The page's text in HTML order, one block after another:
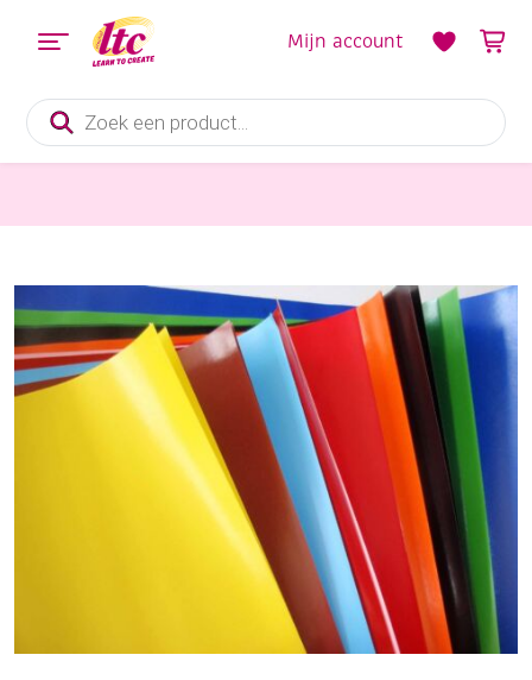
Producten
zoeken
Mijn account